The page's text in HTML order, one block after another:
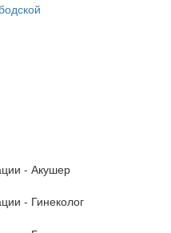
- Акушер
- Гинеколог